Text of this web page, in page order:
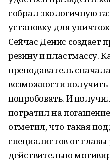
собрал экологичную
установку для
Сейчас Денис создает
резину и пластмассу.
преподаватель
возможности
попробовать. И
потратил на
отметил, что такая
специалистов от
действительно